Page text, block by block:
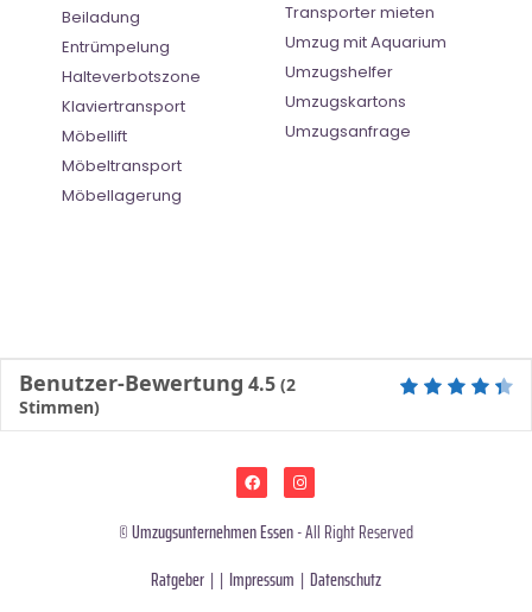
Beiladung
Entrümpelung
Halteverbotszone
Klaviertransport
Möbellift
Möbeltransport
Möbellagerung
Transporter mieten
Umzug mit Aquarium
Umzugshelfer
Umzugskartons
Umzugsanfrage
Benutzer-Bewertung 4.5 (2
Stimmen)
©Umzugsunternehmen Essen- All Right Reserved
Ratgeber | | Impressum | Datenschutz